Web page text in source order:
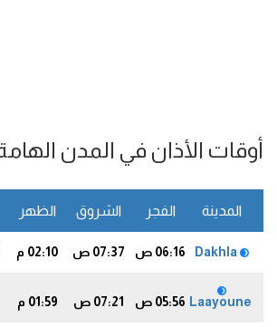
أوقات الأذان في المدن
المدينة الفجر الشروق الظهر
06:16 ص 07:37 ص 02:10 م
Laayoune 05:56 ص 07:21 ص 01:59 م